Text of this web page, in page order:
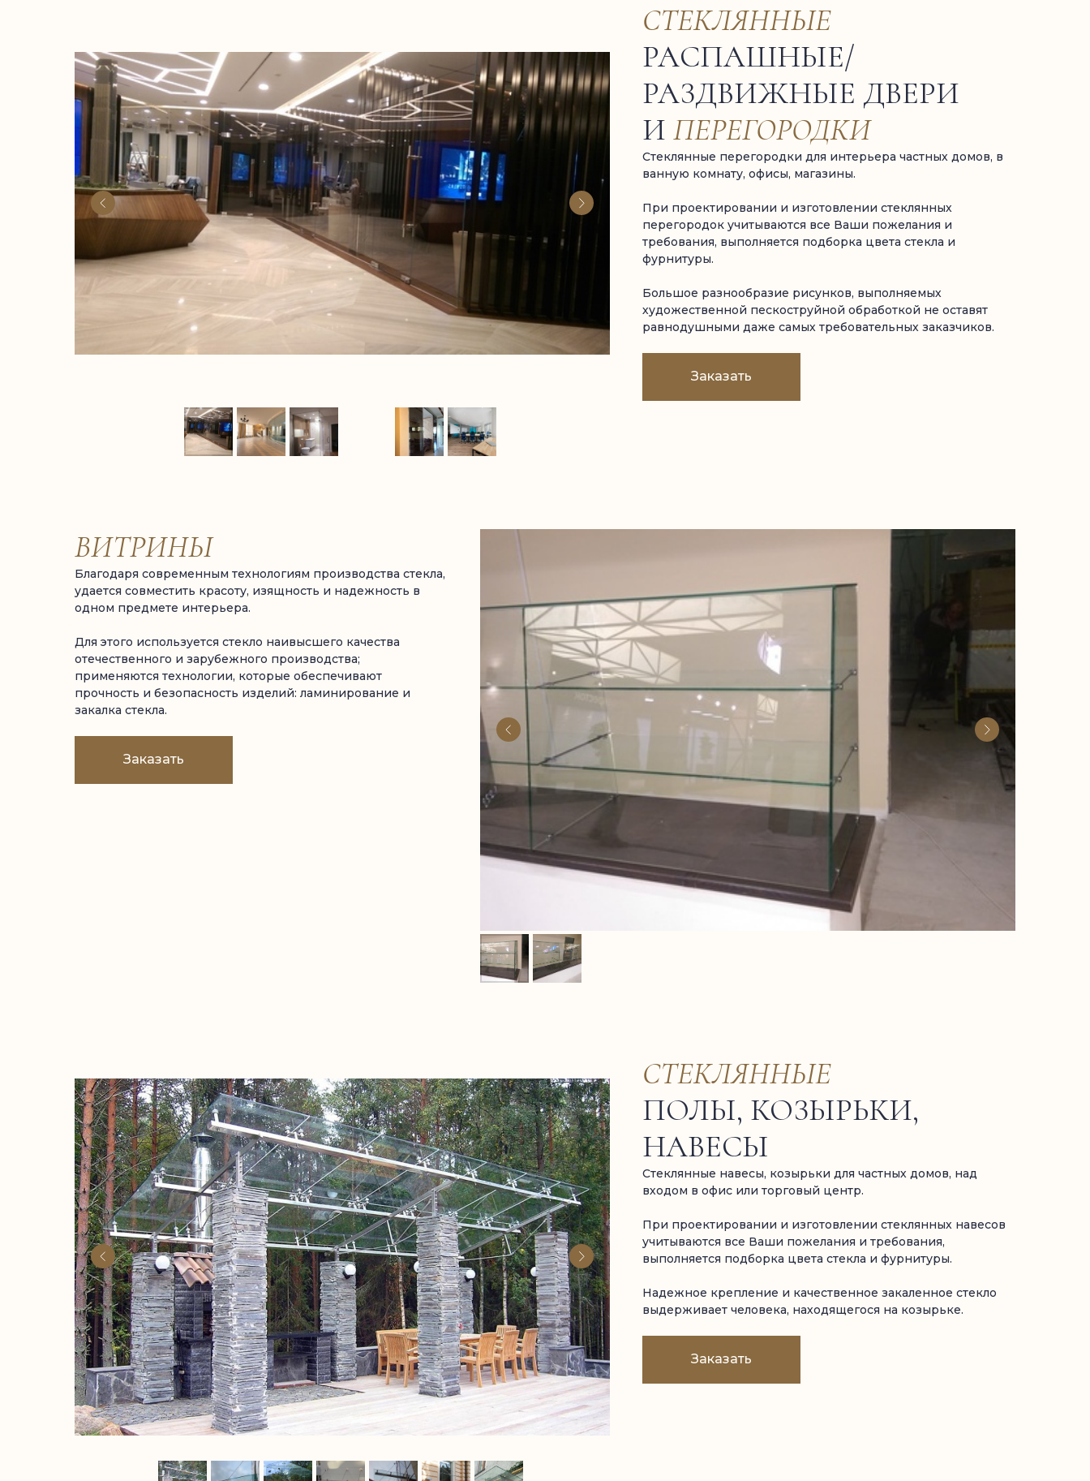
СТЕКЛЯННЫЕ
РАСПАШНЫЕ/
РАЗДВИЖНЫЕ ДВЕРИ
И ПЕРЕГОРОДКИ
Стеклянные перегородки для интерьера частных домов, в
ванную комнату, офисы, магазины.
При проектировании и изготовлении стеклянных
перегородок учитываются все Ваши пожелания и
требования, выполняется подборка цвета стекла и
фурнитуры.
Большое разнообразие рисунков, выполняемых
художественной пескоструйной обработкой не оставят
равнодушными даже самых требовательных заказчиков.
Заказать
ВИТРИНЫ
Благодаря современным технологиям производства стекла,
удается совместить красоту, изящность и надежность в
одном предмете интерьера.
Для этого используется стекло наивысшего качества
отечественного и зарубежного производства;
применяются технологии, которые обеспечивают
прочность и безопасность изделий: ламинирование и
закалка стекла.
Заказать
СТЕКЛЯННЫЕ
ПОЛЫ, КОЗЫРЬКИ,
НАВЕСЫ
Стеклянные навесы, козырьки для частных домов, над
входом в офис или торговый центр.
При проектировании и изготовлении стеклянных навесов
учитываются все Ваши пожелания и требования,
выполняется подборка цвета стекла и фурнитуры.
Надежное крепление и качественное закаленное стекло
выдерживает человека, находящегося на козырьке.
Заказать